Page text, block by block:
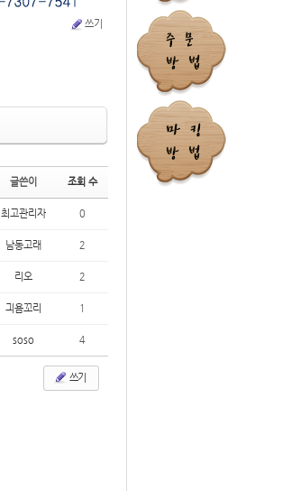
쓰기
글쓴이 조회 수
최고관리자 0
남동고래 2
리오 2
긔욤꼬리 1
soso 4
쓰기